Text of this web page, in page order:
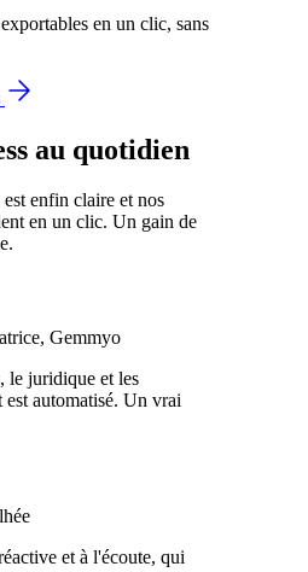
en un clic, sans
au quotidien
enfin claire et nos
en un clic. Un gain de
Gemmyo
le juridique et les
est automatisé. Un vrai
et à l'écoute, qui